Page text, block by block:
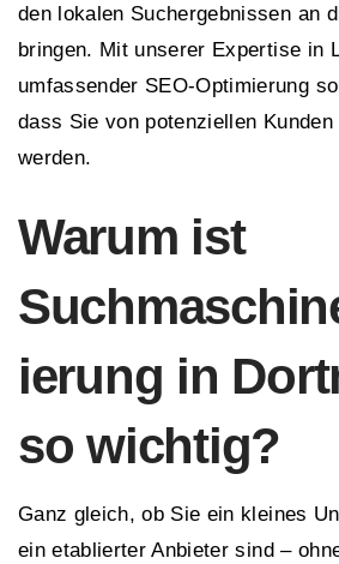
den lokalen Suchergebnissen an
bringen. Mit unserer Expertise in
umfassender SEO-Optimierung
dass Sie von potenziellen
werden.
Warum ist
ierung in
so wichtig?
Ganz gleich, ob Sie ein kleines
ein etablierter Anbieter sind –